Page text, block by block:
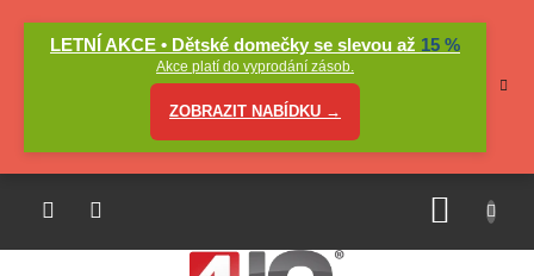
LETNÍ AKCE • Dětské domečky se slevou až 15 %
Akce platí do vyprodání zásob.
ZOBRAZIT NABÍDKU →